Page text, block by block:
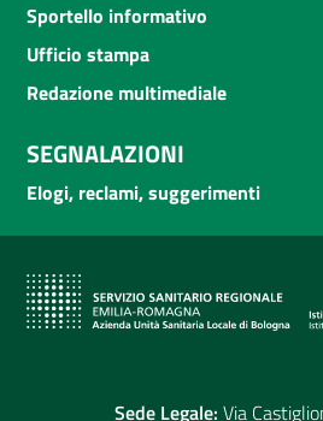
Sportello informativo
Ufficio stampa
Redazione multimediale
SEGNALAZIONI
Elogi, reclami, suggerimenti
Sede Legale: Via